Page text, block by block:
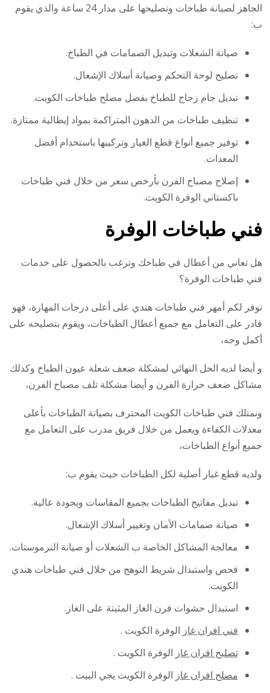
الجاهز لصيانة طباخات وتصليحها على مدار 24 ساعة والذي يقوم
ب:
صيانة الشعلات وتبديل الصمامات في الطباخ.
تصليح لوحة التحكم وصيانة أسلاك الإشعال.
تبديل جام زجاج للطباخ بفضل مصلح طباخات الكويت.
تنظيف طباخات من الدهون المتراكمة بمواد إيطالية ممتازة.
توفير جميع أنواع قطع الغيار وتركيبها باستخدام أفضل
المعدات.
إصلاح مصباح الفرن بأرخص سعر من خلال فني طباخات
باكستاني الوفرة الكويت.
فني طباخات الوفرة
هل تعاني من أعطال في طباخك وترغب بالحصول على خدمات
فني طباخات الوفرة؟
نوفر لكم أمهر فني طباخات هندي على أعلى درجات المهارة، فهو
قادر على التعامل مع جميع أعطال الطباخات، ويقوم بتصليحه على
أكمل وجه،
و أيضا لديه الحل النهائي لمشكلة ضعف شعلة عيون الطباخ وكذلك
مشاكل ضعف حرارة الفرن و أيضا مشكلة تلف مصباح الفرن،
ونمتلك فني طباخات الكويت المحترف بصيانة الطباخات بأعلى
معدلات الكفاءة ويعمل من خلال فريق مدرب على التعامل مع
جميع أنواع الطباخات،
ولديه قطع غيار أصلية لكل الطباخات حيث يقوم ب:
تبديل مفاتيح الطباخات بجميع المقاسات وبجودة عالية.
صيانة صمامات الأمان وتغيير أسلاك الإشعال.
معالجة المشاكل الخاصة ب الشعلات أو صيانة الترموستات.
فحص واستبدال شريط التوهج من خلال فني طباخات هندي
الكويت.
استبدال حشوات فرن الغاز المثبتة على الغاز.
فني افران غاز الوفرة الكويت .
تصليح افران غاز الوفرة الكويت .
مصلح افران غاز الوفرة الكويت يجي البيت .